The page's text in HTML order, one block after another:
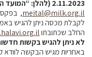
2.11.2023(להלן: “המועד
meital@milk.org.il
לקבלת מכסה ניתן להגיש
החלב שכתובתו
לא ניתן להגיש בקשות
באחריות מגיש הבקשה לוודא